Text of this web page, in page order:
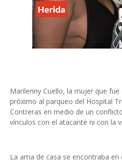
Marilenny Cuello, la mujer que
próximo al parqueo del Hospital
Contreras en medio de un
vínculos con el atacante ni con la
La ama de casa se encontraba